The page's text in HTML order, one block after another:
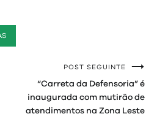
POST SEGUINTE
“Carreta da Defensoria” é
inaugurada com mutirão de
atendimentos na Zona Leste